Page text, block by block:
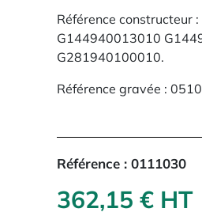
Référence
G144940013010
G281940100010.
Référence gravée :
Référence : 0111030
362,15 € HT